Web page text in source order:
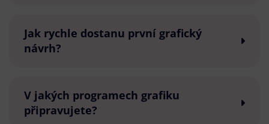
Jak rychle dostanu první grafický
návrh?
V jakých programech grafiku
připravujete?